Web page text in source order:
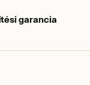
garancia